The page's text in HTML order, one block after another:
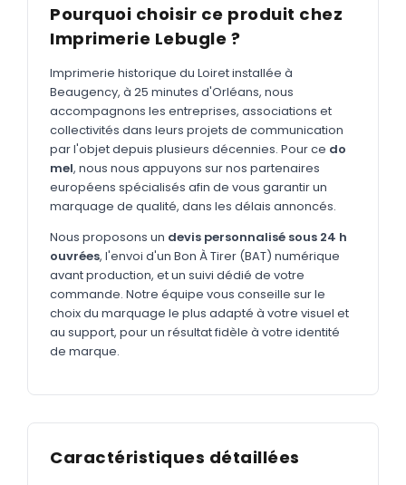
Tee-shirts Nouveau
Polos Nouveau
Sweatshirts
GOODIES
Catalogue complet Nouveau
Bureau & écriture
Sacs & voyages
Verres & déjeuner
Technologie
Vêtements
Outils & porte-clés
Cuisine
Pourquoi choisir ce produit chez
Imprimerie Lebugle ?
Imprimerie historique du Loiret installée à
Beaugency, à 25 minutes d'Orléans, nous
accompagnons les entreprises, associations et
collectivités dans leurs projets de communication
par l'objet depuis plusieurs décennies. Pour ce do
mel, nous nous appuyons sur nos partenaires
européens spécialisés afin de vous garantir un
marquage de qualité, dans les délais annoncés.
Nous proposons un devis personnalisé sous 24 h
ouvrées, l'envoi d'un Bon À Tirer (BAT) numérique
avant production, et un suivi dédié de votre
commande. Notre équipe vous conseille sur le
choix du marquage le plus adapté à votre visuel et
au support, pour un résultat fidèle à votre identité
de marque.
Caractéristiques détaillées